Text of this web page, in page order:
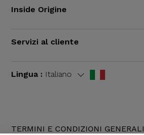
Inside Origine
Servizi al cliente
Lingua : Italiano
TERMINI E CONDIZIONI GENERALI